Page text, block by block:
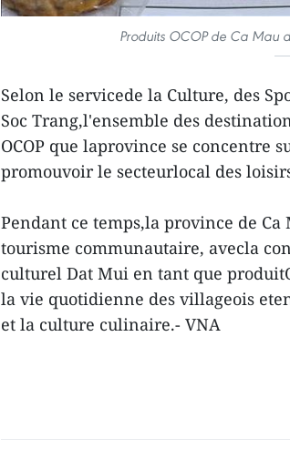
Produits OCOP de Ca Mau
Selon le servicede la Culture, des
Soc Trang,l'ensemble des
OCOP que laprovince se concentre
promouvoir le secteurlocal des
Pendant ce temps,la province de
tourisme communautaire, avecla
culturel Dat Mui en tant que
la vie quotidienne des villageois
et la culture culinaire.- VNA